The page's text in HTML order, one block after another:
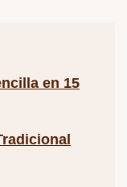
en 15